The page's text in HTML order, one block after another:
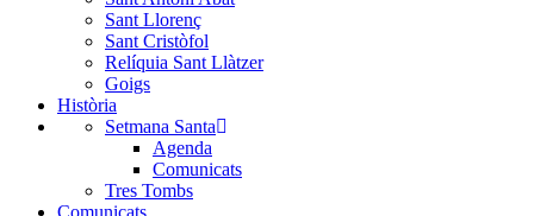
Sant Llorenç
Sant Cristòfol
Relíquia Sant Llàtzer
Goigs
Història
Setmana Santa
Agenda
Comunicats
Tres Tombs
Comunicats